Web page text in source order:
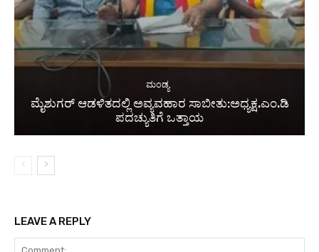
ಮಂಡ್ಯ
ಮೈಶುಗರ್ ಆಡಳಿತದಲ್ಲಿ ಅವ್ಯವಹಾರ ಸಾಬೀತು:ಅಧ್ಯಕ್ಷ.ಎಂ.ಡಿ
ಪದಚ್ಯುತಿಗೆ ಒತ್ತಾಯ
LEAVE A REPLY